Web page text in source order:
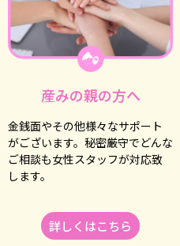
産みの親の方へ
⾦銭⾯やその他様々なサポート
がございます。秘密厳守でどんな
ご相談も⼥性スタッフが対応致
します。
詳しくはこちら